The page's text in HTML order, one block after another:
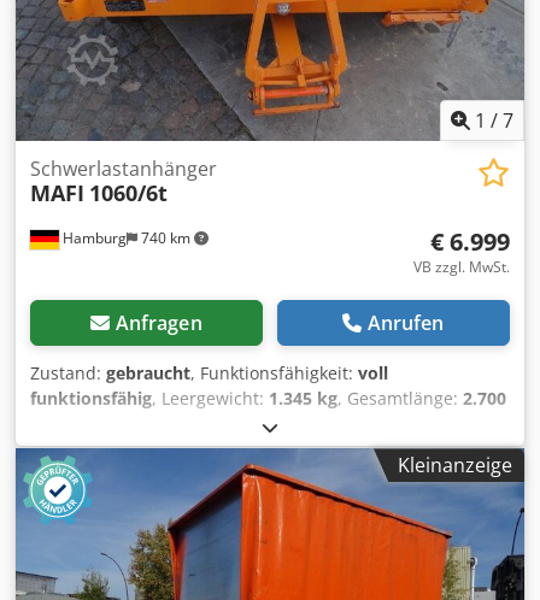
1 /7
Hamburg 740 km
Schwerlastanhänger
MAFI 1060/6t
€ 6.999
VB zzgl. MwSt.
Anfragen Anrufen
Zustand: gebraucht, Funktionsfähigkeit: voll
funktionsfähig, Leergewicht: 1.345 kg, Gesamtlänge: 2.700
, Bauhöhe:
Tragkraft:6.000 kg, Zugkraft bei Belastung:6.000 N,
Baubreite:
, Schwerlastanhänger Chjdpfx Asu
Dzrzjcyea Zustand: Einsatzbereit und voll funktionsfähig
Zustand Technisch: sehr gut Bereifung vorne Typ:
Superelastik Bereifung vorne Grösse: 18x7-8 Bereifung
hinten Typ: Superelastik Bereifung hinten Grösse: 18x7-8
Kleinanzeige